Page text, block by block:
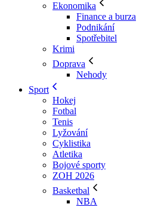
Ekonomika
Finance a burza
Podnikání
Spotřebitel
Krimi
Doprava
Nehody
Sport
Hokej
Fotbal
Tenis
Lyžování
Cyklistika
Atletika
Bojové sporty
ZOH 2026
Basketbal
NBA